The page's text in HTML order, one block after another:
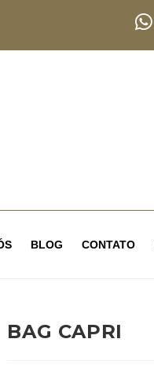
BLOG CONTATO
BAG CAPRI